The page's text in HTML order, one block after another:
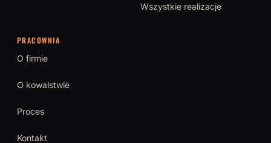
Wszystkie realizacje
PRACOWNIA
O firmie
O kowalstwie
Proces
Kontakt